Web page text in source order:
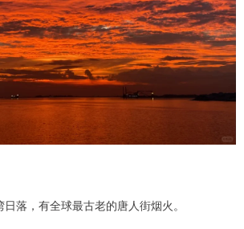
落，有全球最古老的唐人街烟火。